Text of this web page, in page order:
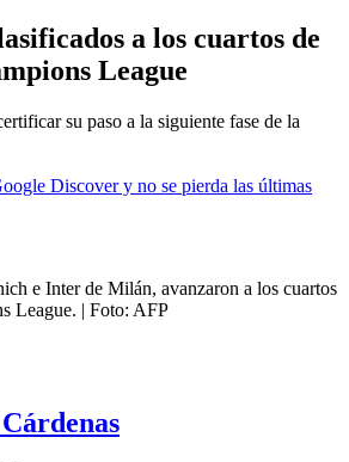
a los cuartos de
League
su paso a la siguiente fase de la
Discover y no se pierda las últimas
e Inter de Milán, avanzaron a los cuartos
League. | Foto: AFP